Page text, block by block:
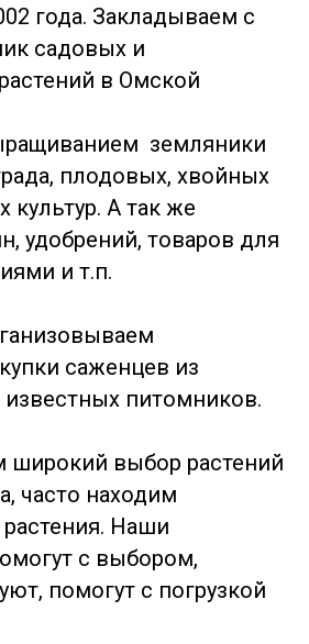
года. Закладываем с
садовых и
в Омской
земляники
плодовых, хвойных
культур. А так же
удобрений, товаров для
и т.п.
саженцев из
питомников.
широкий выбор растений
часто находим
Наши
с выбором,
помогут с погрузкой